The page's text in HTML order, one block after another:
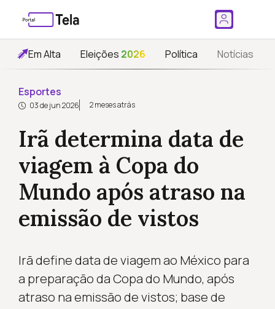
Em Alta Eleições 2026 Política Notícias
Esportes
03 de jun 2026 2 meses atrás
Irã determina data de
viagem à Copa do
Mundo após atraso na
emissão de vistos
Irã define data de viagem ao México para
a preparação da Copa do Mundo, após
atraso na emissão de vistos; base de